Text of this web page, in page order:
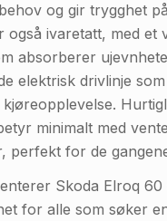
og gir trygghet
også ivaretatt, med et
absorberer
elektrisk drivlinje
minimalt med
perfekt for de
Skoda Elroq
for alle som søker